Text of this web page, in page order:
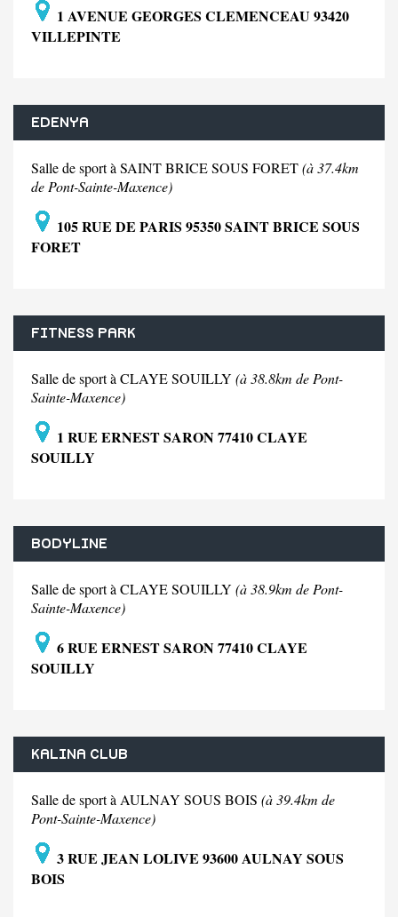
1 AVENUE GEORGES CLEMENCEAU 93420
VILLEPINTE
EDENYA
Salle de sport à SAINT BRICE SOUS FORET(à 37.4km
de Pont-Sainte-Maxence)
105 RUE DE PARIS 95350 SAINT BRICE SOUS
FORET
FITNESS PARK
Salle de sport à CLAYE SOUILLY (à 38.8km de Pont-
Sainte-Maxence)
1 RUE ERNEST SARON 77410 CLAYE
SOUILLY
BODYLINE
Salle de sport à CLAYE SOUILLY (à 38.9km de Pont-
Sainte-Maxence)
6 RUE ERNEST SARON 77410 CLAYE
SOUILLY
KALINA CLUB
Salle de sport à AULNAY SOUS BOIS (à 39.4km de
Pont-Sainte-Maxence)
3 RUE JEAN LOLIVE 93600 AULNAY SOUS
BOIS